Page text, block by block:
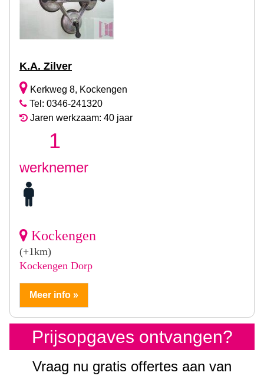
K.A. Zilver
Kerkweg 8, Kockengen
Tel: 0346-241320
Jaren werkzaam: 40 jaar
1
werknemer
Kockengen
(+1km)
Kockengen Dorp
Meer info »
Prijsopgaves ontvangen?
Vraag nu gratis offertes aan van